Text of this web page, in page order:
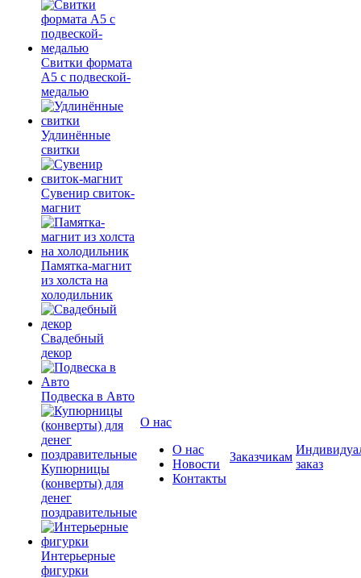
Свитки формата
А5 с подвеской-
медалью
Удлинённые
свитки
Сувенир свиток-
магнит
Памятка-магнит
из холста на
холодильник
Свадебный
декор
Подвеска в Авто
Купюрницы
(конверты) для
денег
поздравительные
Интерьерные
фигурки
О нас
О нас
Новости
Контакты
Заказчикам
заказ